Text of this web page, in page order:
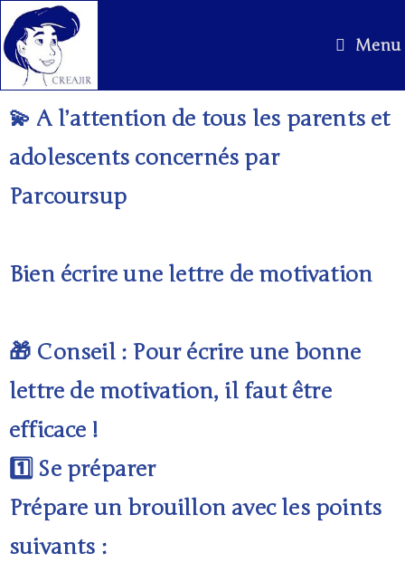
Menu
💫 A l’attention de tous les parents et
adolescents concernés par
Parcoursup
Bien écrire une lettre de motivation
🎁 Conseil : Pour écrire une bonne
lettre de motivation, il faut être
efficace !
1️⃣ Se préparer
Prépare un brouillon avec les points
suivants :